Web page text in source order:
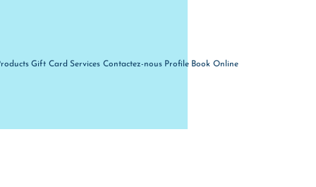
Gift Card Services Contactez-nous Profile Book Online